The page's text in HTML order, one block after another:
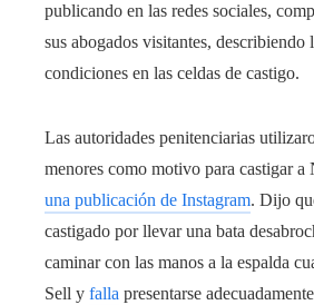
publicando en las redes sociales,
sus abogados visitantes, describiendo
condiciones en las celdas de castigo.
Las autoridades penitenciarias
menores como motivo para castigar a
una publicación de Instagram. Dijo
castigado por llevar una bata
caminar con las manos a la espalda
Sell y falla presentarse